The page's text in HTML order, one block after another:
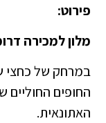
פירוט:
מלון למכירה
במרחק של כחצי
האתונאית.